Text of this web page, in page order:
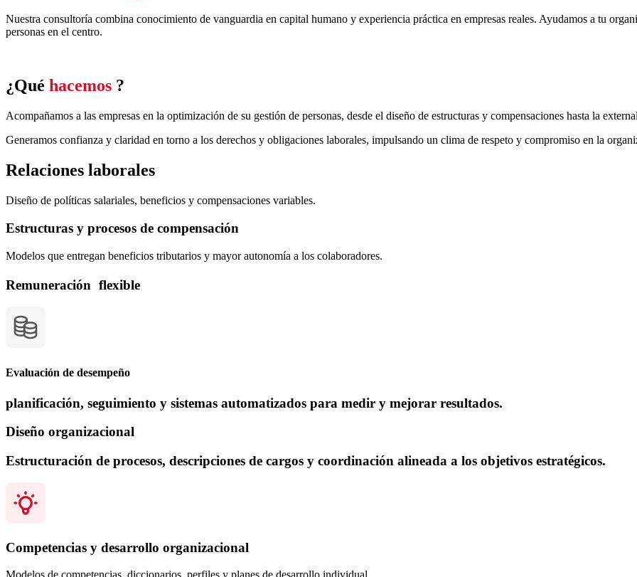
Nuestra consultoría combina conocimiento de vanguardia en capital humano y experiencia práctica en empresas reales. Ayudamos a tu
personas en el centro.
¿Qué hacemos ?
Acompañamos a las empresas en la optimización de su gestión de personas, desde el diseño de estructuras y compensaciones hasta la
Generamos confianza y claridad en torno a los derechos y obligaciones laborales, impulsando un clima de respeto y compromiso en la
Relaciones laborales
Diseño de políticas salariales, beneficios y compensaciones variables.
Estructuras y procesos de compensación
Modelos que entregan beneficios tributarios y mayor autonomía a los colaboradores.
Remuneración flexible
Evaluación de desempeño
planificación, seguimiento y sistemas automatizados para medir y mejorar resultados.
Diseño organizacional
Estructuración de procesos, descripciones de cargos y coordinación alineada a los objetivos estratégicos.
Competencias y desarrollo organizacional